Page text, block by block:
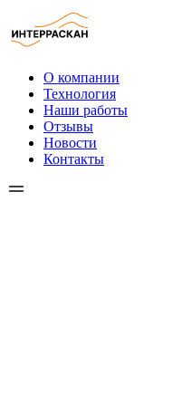
к
содержимому
О компании
Технология
Наши работы
Отзывы
Новости
Контакты